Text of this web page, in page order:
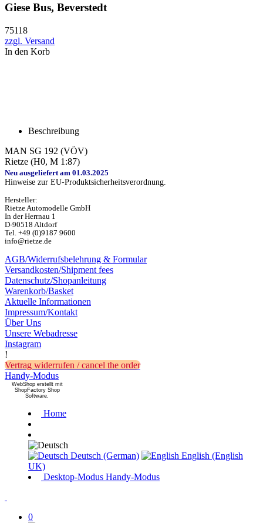
Giese Bus, Beverstedt
75118
zzgl. Versand
In den Korb
Beschreibung
MAN SG 192 (VÖV)
Rietze (H0, M 1:87)
Neu ausgeliefert am 01.03.2025
Hinweise zur EU-Produktsicherheitsverordnung.
Hersteller:
Rietze Automodelle GmbH
In der Herrnau 1
D-90518 Altdorf
Tel. +49 (0)9187 9600
info@rietze.de
AGB/Widerrufsbelehrung & Formular
Versandkosten/Shipment fees
Datenschutz/Shopanleitung
Warenkorb/Basket
Aktuelle Informationen
Impressum/Kontakt
Über Uns
Unsere Webadresse
Instagram
!
Vertrag widerrufen / cancel the order
Handy-Modus
WebShop erstellt mit
ShopFactory Shop
Software.
Home
Deutsch (German)
English (English
UK)
Desktop-Modus Handy-Modus
0